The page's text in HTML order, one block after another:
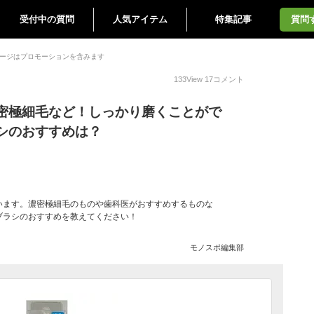
受付中の質問 人気アイテム 特集記事 質問
ジはプロモーションを含みます
133View 17コメント
極細毛など！しっかり磨くことがで
のおすすめは？
す。濃密極細毛のものや歯科医がおすすめするものな
シのおすすめを教えてください！
モノスポ編集部